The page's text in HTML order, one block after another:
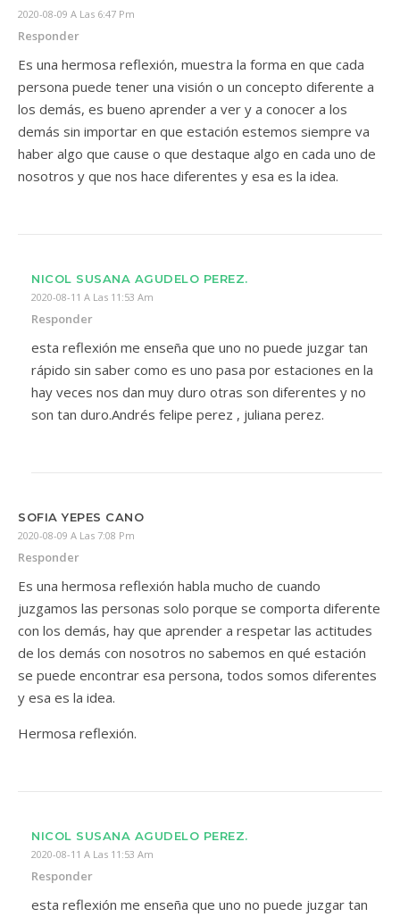
2020-08-09 A Las 6:47 Pm
Responder
Es una hermosa reflexión, muestra la forma en que cada
persona puede tener una visión o un concepto diferente a
los demás, es bueno aprender a ver y a conocer a los
demás sin importar en que estación estemos siempre va
haber algo que cause o que destaque algo en cada uno de
nosotros y que nos hace diferentes y esa es la idea.
NICOL SUSANA AGUDELO PEREZ.
2020-08-11 A Las 11:53 Am
Responder
esta reflexión me enseña que uno no puede juzgar tan
rápido sin saber como es uno pasa por estaciones en la
hay veces nos dan muy duro otras son diferentes y no
son tan duro.Andrés felipe perez , juliana perez.
SOFIA YEPES CANO
2020-08-09 A Las 7:08 Pm
Responder
Es una hermosa reflexión habla mucho de cuando
juzgamos las personas solo porque se comporta diferente
con los demás, hay que aprender a respetar las actitudes
de los demás con nosotros no sabemos en qué estación
se puede encontrar esa persona, todos somos diferentes
y esa es la idea.
Hermosa reflexión.
NICOL SUSANA AGUDELO PEREZ.
2020-08-11 A Las 11:53 Am
Responder
esta reflexión me enseña que uno no puede juzgar tan